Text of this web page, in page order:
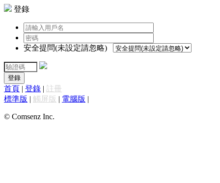
登錄
安全提問(未設定請忽略)
登錄
首頁 | 登錄 | 註冊
標準版 | 觸屏版 | 電腦版 |
© Comsenz Inc.